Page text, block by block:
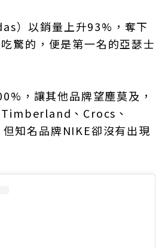
）以銷量上升93%，奪下
驚的，便是第一名的亞瑟士
，讓其他品牌望塵莫及，
Timberland、Crocs、
知名品牌NIKE卻沒有出現